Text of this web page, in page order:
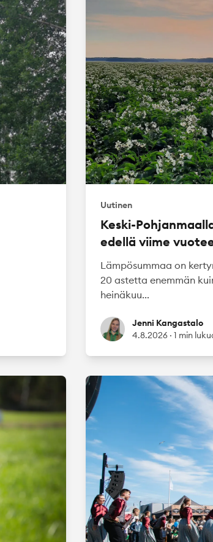
Uutinen
Keski-
edellä viime
Lämpösummaa on
20 astetta enemmän
heinäkuu...
Jenni Kangastalo
Jenni Kangastalo
4.8.2026 · 1 min